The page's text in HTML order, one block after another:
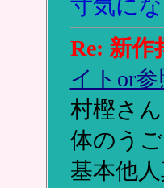
寸気にな
Re: 新作
イトor
村樫さ
体のう
基本他